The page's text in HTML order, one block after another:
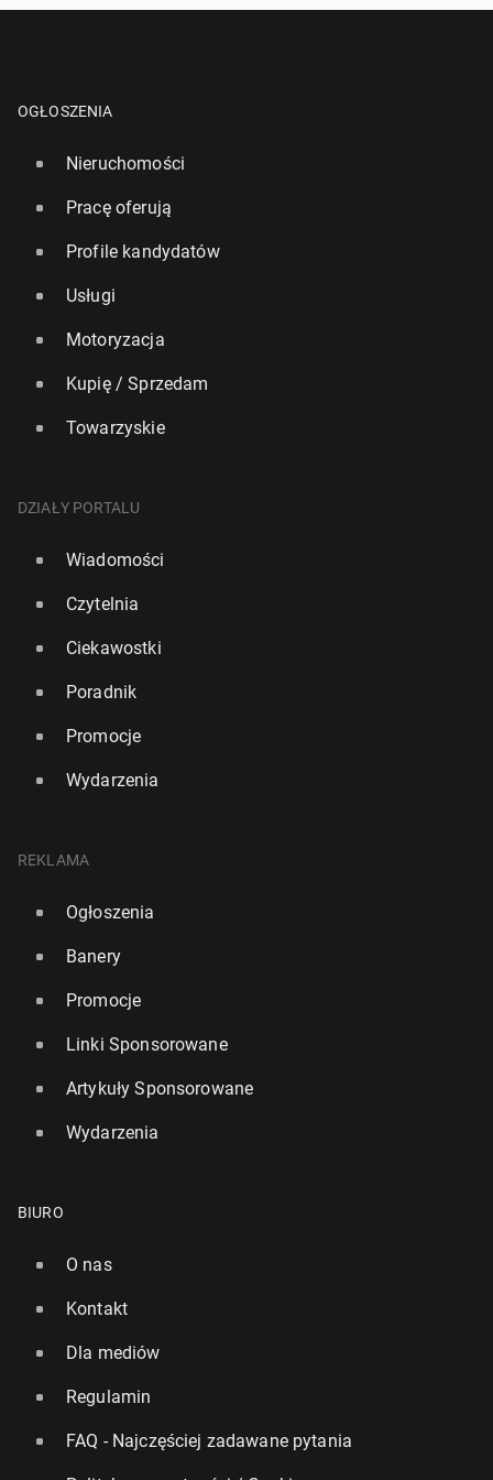
OGŁOSZENIA
Nieruchomości
Pracę oferują
Profile kandydatów
Usługi
Motoryzacja
Kupię / Sprzedam
Towarzyskie
DZIAŁY PORTALU
Wiadomości
Czytelnia
Ciekawostki
Poradnik
Promocje
Wydarzenia
REKLAMA
Ogłoszenia
Banery
Promocje
Linki Sponsorowane
Artykuły Sponsorowane
Wydarzenia
BIURO
O nas
Kontakt
Dla mediów
Regulamin
FAQ - Najczęściej zadawane pytania